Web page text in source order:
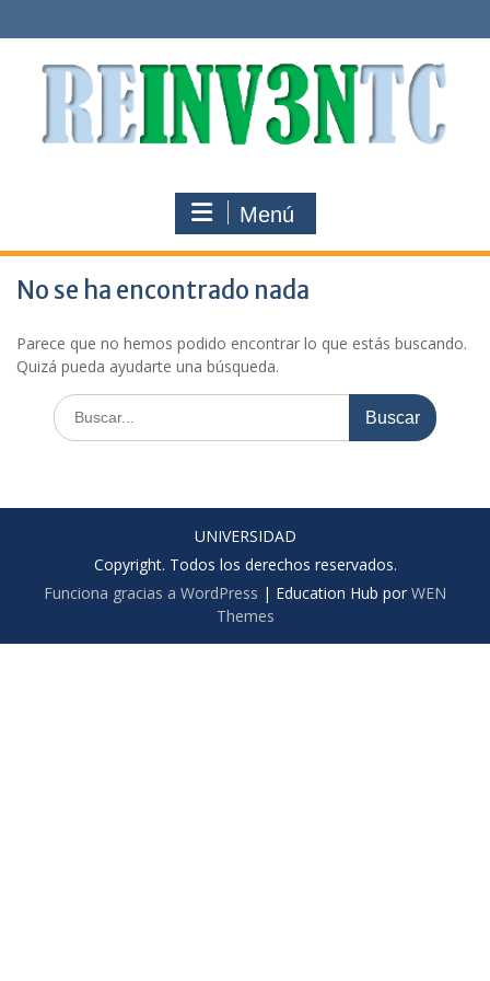
al
Menú
No se ha encontrado nada
Parece que no hemos podido encontrar lo que estás buscando.
Quizá pueda ayudarte una búsqueda.
Buscar:
UNIVERSIDAD
Copyright. Todos los derechos reservados.
Funciona gracias a WordPress | Education Hub por WEN
Themes